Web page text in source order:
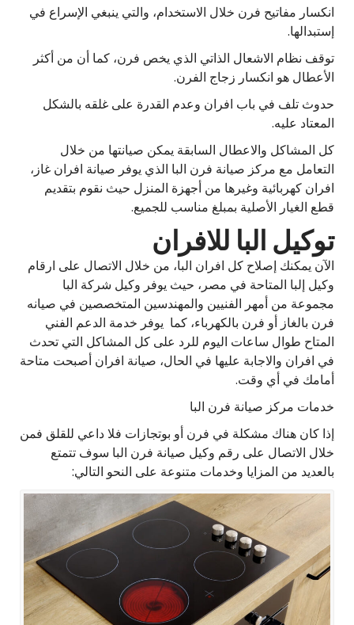
انكسار مفاتيح فرن خلال الاستخدام، والتي ينبغي الإسراع في
إستبدالها.
توقف نظام الاشعال الذاتي الذي يخص فرن، كما أن من أكثر
الأعطال هو انكسار زجاج الفرن.
حدوث تلف في باب افران وعدم القدرة على غلقه بالشكل
المعتاد عليه.
كل المشاكل والاعطال السابقة يمكن صيانتها من خلال
التعامل مع مركز صيانة فرن البا الذي يوفر صيانة افران غاز،
افران كهربائية وغيرها من أجهزة المنزل حيث نقوم بتقديم
قطع الغيار الأصلية بمبلغ مناسب للجميع.
توكيل البا للافران
الآن يمكنك إصلاح كل افران البا، من خلال الاتصال على ارقام
وكيل إلبا المتاحة في مصر، حيث يوفر وكيل شركة البا
مجموعة من أمهر الفنيين والمهندسين المتخصصين في صيانه
فرن بالغاز أو فرن بالكهرباء، كما يوفر خدمة الدعم الفني
المتاح طوال ساعات اليوم للرد على كل المشاكل التي تحدث
في افران والاجابة عليها في الحال، صيانة افران أصبحت متاحة
أمامك في أي وقت.
خدمات مركز صيانة فرن البا
إذا كان هناك مشكلة في فرن أو بوتجازات فلا داعي للقلق فمن
خلال الاتصال على رقم وكيل صيانة فرن البا سوف تتمتع
بالعديد من المزايا وخدمات متنوعة على النحو التالي: